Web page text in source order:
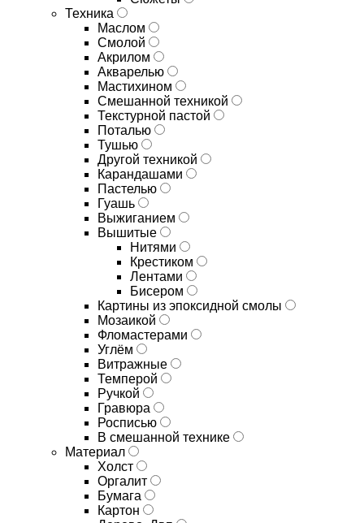
Техника
Маслом
Смолой
Акрилом
Акварелью
Мастихином
Смешанной техникой
Текстурной пастой
Поталью
Тушью
Другой техникой
Карандашами
Пастелью
Гуашь
Выжиганием
Вышитые
Нитями
Крестиком
Лентами
Бисером
Картины из эпоксидной смолы
Мозаикой
Фломастерами
Углём
Витражные
Темперой
Ручкой
Гравюра
Росписью
В смешанной технике
Материал
Холст
Оргалит
Бумага
Картон